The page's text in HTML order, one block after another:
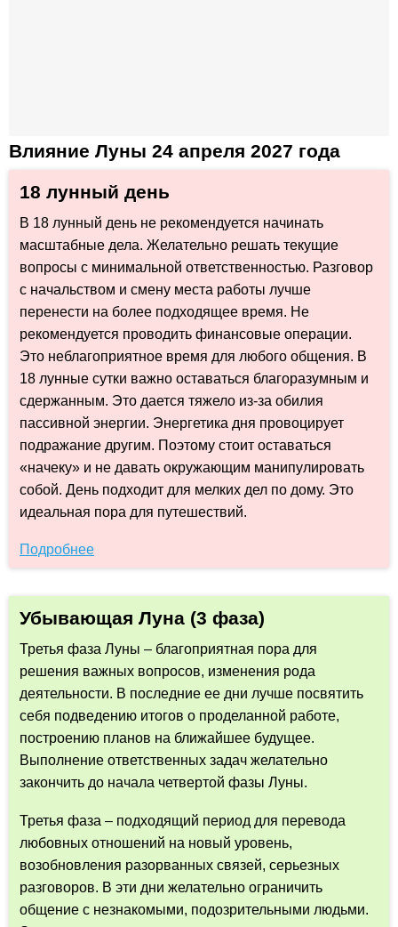
Влияние Луны 24 апреля 2027 года
18 лунный день
В 18 лунный день не рекомендуется начинать
масштабные дела. Желательно решать текущие
вопросы с минимальной ответственностью. Разговор
с начальством и смену места работы лучше
перенести на более подходящее время. Не
рекомендуется проводить финансовые операции.
Это неблагоприятное время для любого общения. В
18 лунные сутки важно оставаться благоразумным и
сдержанным. Это дается тяжело из-за обилия
пассивной энергии. Энергетика дня провоцирует
подражание другим. Поэтому стоит оставаться
«начеку» и не давать окружающим манипулировать
собой. День подходит для мелких дел по дому. Это
идеальная пора для путешествий.
Подробнее
Убывающая Луна (3 фаза)
Третья фаза Луны – благоприятная пора для
решения важных вопросов, изменения рода
деятельности. В последние ее дни лучше посвятить
себя подведению итогов о проделанной работе,
построению планов на ближайшее будущее.
Выполнение ответственных задач желательно
закончить до начала четвертой фазы Луны.
Третья фаза – подходящий период для перевода
любовных отношений на новый уровень,
возобновления разорванных связей, серьезных
разговоров. В эти дни желательно ограничить
общение с незнакомыми, подозрительными людьми.